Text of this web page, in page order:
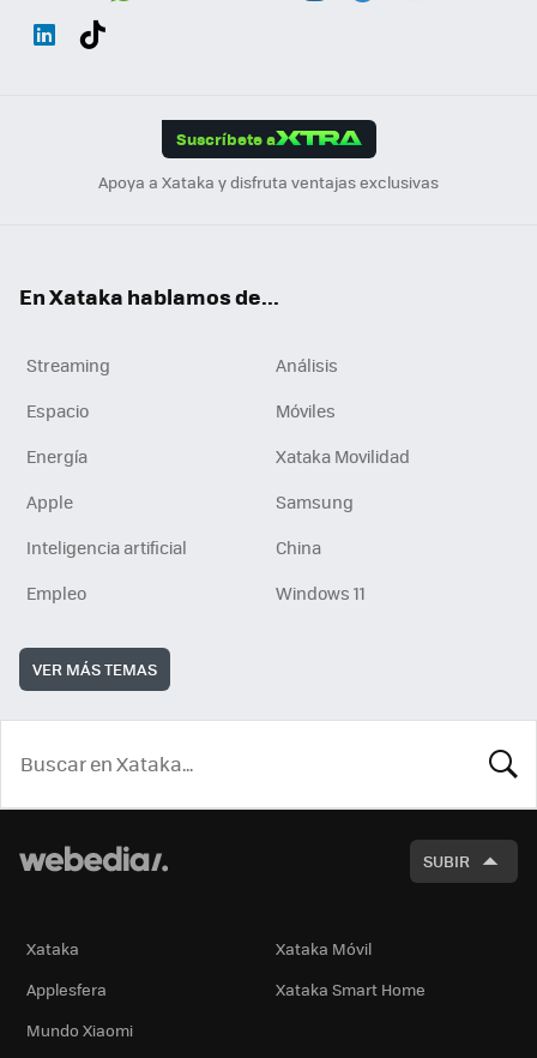
Suscríbete a
Apoya a Xataka y disfruta ventajas exclusivas
En Xataka hablamos de...
Streaming
Análisis
Espacio
Móviles
Energía
Xataka Movilidad
Apple
Samsung
Inteligencia artificial
China
Empleo
Windows 11
VER MÁS TEMAS
SUBIR
Xataka
Xataka Móvil
Applesfera
Xataka Smart Home
Mundo Xiaomi